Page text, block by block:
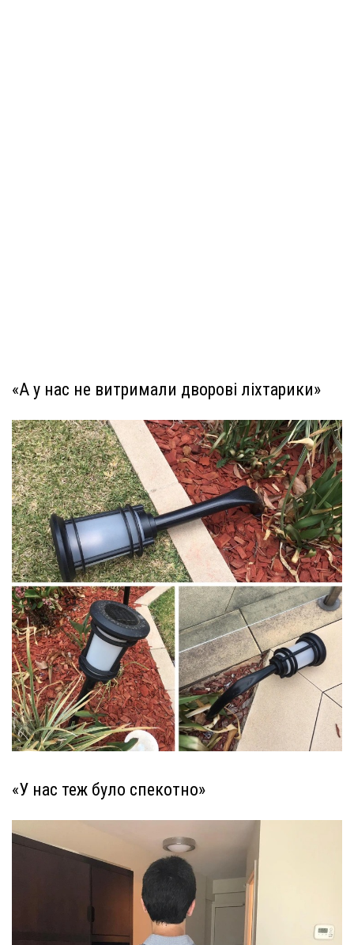
«А у нас не витримали дворові ліхтарики»
«У нас теж було спекотно»